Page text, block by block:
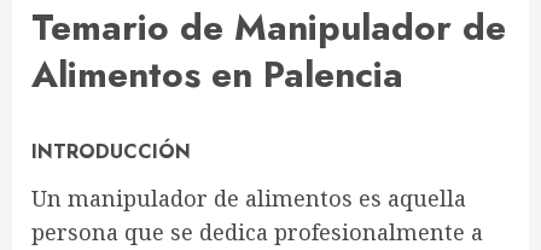
Temario de Manipulador de
Alimentos en Palencia
INTRODUCCIÓN
Un manipulador de alimentos es aquella
persona que se dedica profesionalmente a